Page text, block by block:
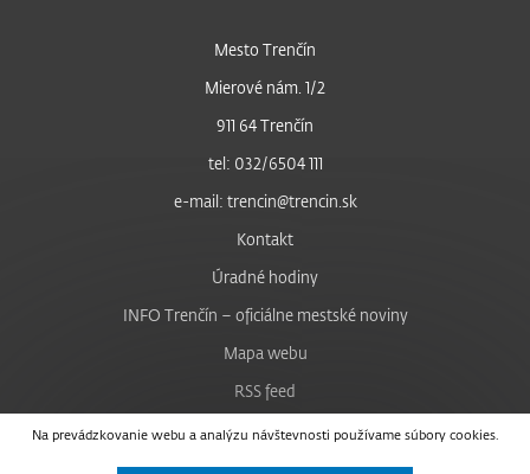
Na prevádzkovanie webu a analýzu návštevnosti používame súbory cookies.
Mesto Trenčín
Mierové nám. 1/2
911 64 Trenčín
tel: 032/6504 111
e-mail: trencin@trencin.sk
Kontakt
Úradné hodiny
INFO Trenčín – oficiálne mestské noviny
Mapa webu
RSS feed
Nastavenie cookies
Facebook